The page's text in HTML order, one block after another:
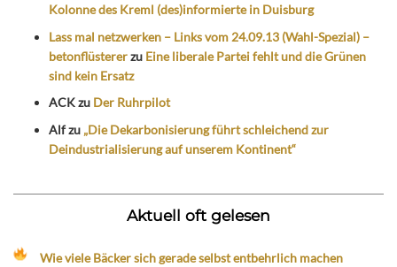
Kolonne des Kreml (des)informierte in Duisburg
Lass mal netzwerken – Links vom 24.09.13 (Wahl-Spezial) –
betonflüstererzu Eine liberale Partei fehlt und die Grünen
sind kein Ersatz
ACKzu Der Ruhrpilot
Alfzu „Die Dekarbonisierung führt schleichend zur
Deindustrialisierung auf unserem Kontinent“
Aktuell oft gelesen
Wie viele Bäcker sich gerade selbst entbehrlich machen